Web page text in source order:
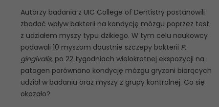
Autorzy badania z UIC College of Dentistry postanowili
zbadać wpływ bakterii na kondycję mózgu poprzez test
z udziałem myszy typu dzikiego. W tym celu naukowcy
podawali 10 myszom doustnie szczepy bakterii P.
gingivalis, po 22 tygodniach wielokrotnej ekspozycji na
patogen porównano kondycję mózgu gryzoni biorących
udział w badaniu oraz myszy z grupy kontrolnej. Co się
okazało?